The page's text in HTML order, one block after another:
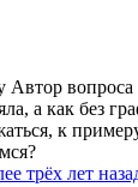
Автор вопроса
а как без
к
трёх лет